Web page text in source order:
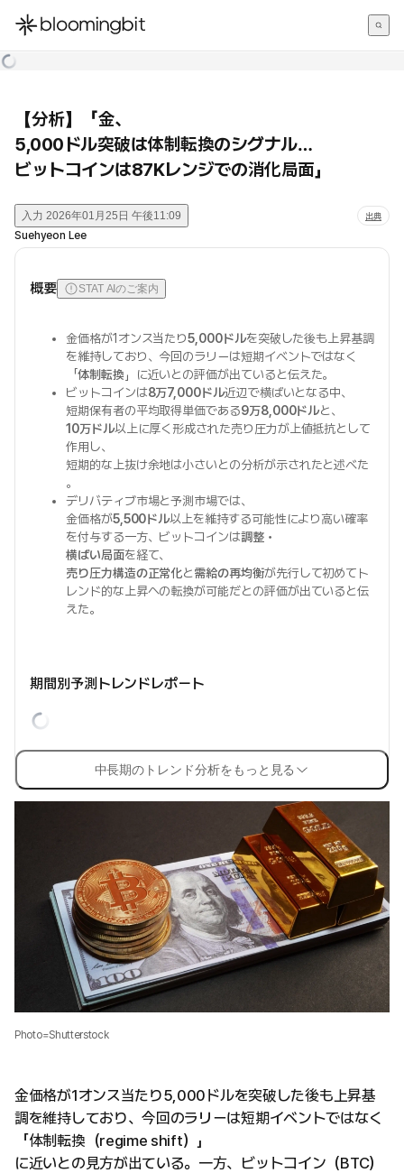
한국어
【分析】「金、
5,000ドル突破は体制転換のシグナル…
ビットコインは87Kレンジでの消化局面」
入力 2026年01月25日 午後11:09 出典
Suehyeon Lee
概要 STAT AIのご案内
金価格が1オンス当たり5,000ドルを突破した後も上昇基調
を維持しており、今回のラリーは短期イベントではなく
「体制転換 」に近いとの評価が出ていると伝えた。
ビットコインは8万7,000ドル近辺で横ばいとなる中、
短期保有者の平均取得単価である9万8,000ドルと、
10万ドル以上に厚く形成された売り圧力が上値抵抗として
作用し、
短期的な上抜け余地は小さいとの分析が示されたと述べた
。
デリバティブ市場と予測市場では、
金価格が5,500ドル以上を維持する可能性により高い確率
を付与する一方、ビットコインは調整・
横ばい局面を経て、
売り圧力構造の正常化と需給の再均衡が先行して初めてト
レンド的な上昇への転換が可能だとの評価が出ていると伝
えた。
期間別予測トレンドレポート
中長期のトレンド分析をもっと見る
Photo=Shutterstock
金価格が1オンス当たり5,000ドルを突破した後も上昇基
調を維持しており、今回のラリーは短期イベントではなく
「体制転換（regime shift）」
に近いとの見方が出ている。一方、ビットコイン（BTC）